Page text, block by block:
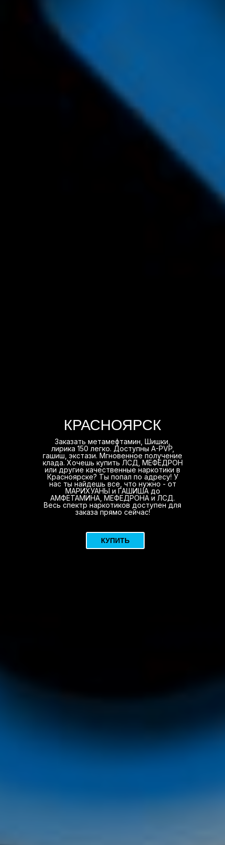
КРАСНОЯРСК
Заказать метамефтамин, Шишки,
лирика 150 легко. Доступны A-PVP,
гашиш, экстази. Мгновенное получение
клада. Хочешь купить ЛСД, МЕФЕДРОН
или другие качественные наркотики в
Красноярске? Ты попал по адресу! У
нас ты найдешь все, что нужно - от
МАРИХУАНЫ и ГАШИША до
АМФЕТАМИНА, МЕФЕДРОНА и ЛСД.
Весь спектр наркотиков доступен для
заказа прямо сейчас!
КУПИТЬ